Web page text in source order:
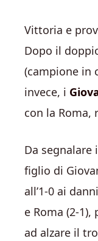
Vittoria e
Dopo il
(campione in
invece, i
con la
Da
figlio di
all’1-0 ai
e Roma (2-
ad alzare il